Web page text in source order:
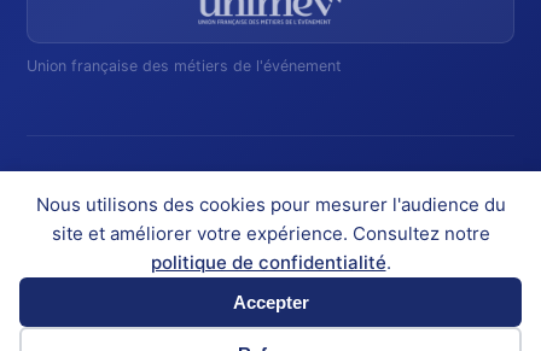
Nous utilisons des cookies pour mesurer l'audience du
site et améliorer votre expérience. Consultez notre
politique de confidentialité.
Accepter
Union française des métiers de l'événement
Mentions légalesCGU
Politique de confidentialité